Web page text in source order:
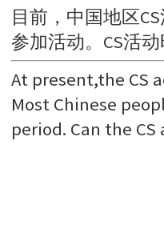
目前， 中国地区
参加活动。CS活
At present,the CS
Most Chinese
period. Can the